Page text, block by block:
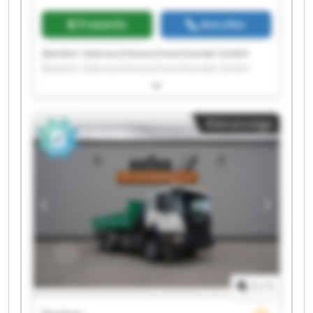
Preisinfo Anrufen
Bästlein Gebrauchtmaschinenhandel GmbH
Bästlein Gebrauchtmaschinenhandel GmbH
Bästlein Gebrauchtmaschinenhandel GmbH
Bästlein Gebrauchtmaschinenhandel GmbH
Bästlein Gebrauchtmaschinenhandel GmbH
Bästlein Gebrauchtmaschinenhandel GmbH
Bästlein Gebrauchtmaschinenhandel GmbH
Bästlein Gebrauchtmaschinenhandel GmbH
Bästlein Gebrauchtmaschinenhandel GmbH
Bästlein Gebrauchtmaschinenhandel GmbH
Bästlein Gebrauchtmaschinenhandel GmbH
Bästlein Gebrauchtmaschinenhandel GmbH
Bästlein Gebrauchtmaschinenhandel GmbH
Bästlein Gebrauchtmaschinenhandel GmbH
Bästlein Gebrauchtmaschinenhandel GmbH
Kleinanzeige